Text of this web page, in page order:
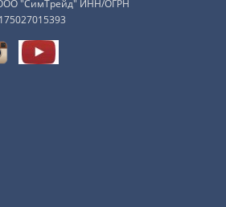
ООО "СимТрейд" ИНН/ОГРН